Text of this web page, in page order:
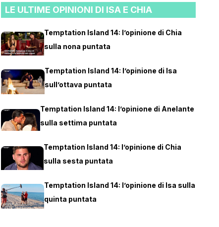
LE ULTIME OPINIONI DI ISA E CHIA
Temptation Island 14: l’opinione di Chia
sulla nona puntata
Temptation Island 14: l’opinione di Isa
sull’ottava puntata
Temptation Island 14: l’opinione di Anelante
sulla settima puntata
Temptation Island 14: l’opinione di Chia
sulla sesta puntata
Temptation Island 14: l’opinione di Isa sulla
quinta puntata